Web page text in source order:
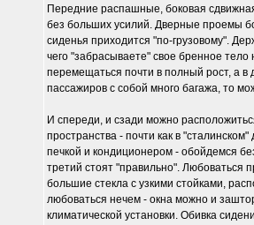
Передние распашные, боковая
без больших усилий. Дверные проемы
сиденья приходится "по-грузовому".
чего "забрасываете" свое бренное
перемещаться почти в полный рост, а в
пассажиров с собой много багажа, то
И спереди, и сзади можно
пространства - почти как в
печкой и кондиционером - обойдемся
третий стоят "правильно".
большие стекла с узкими стойками,
любоваться нечем - окна можно и
климатической установки. Обивка